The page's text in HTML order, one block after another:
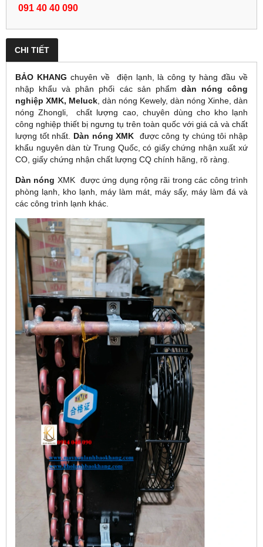
091 40 40 090
CHI TIẾT
BẢO KHANG chuyên về điện lạnh, là công ty hàng đầu về
nhập khẩu và phân phối các sản phẩm dàn nóngcông
nghiệp XMK, Meluck dàn nóng Kewely, dàn nóng Xinhe, dàn
nóng Zhongli, chất lượng cao, chuyên dùng cho kho lạnh
công nghiệp thiết bị ngưng tụ trên toàn quốc với giá cả và chất
lượng tốt nhất. Dàn nóng XMK
được công ty chúng tôi nhập
khẩu nguyên dàn từ Trung Quốc, có giấy chứng nhận xuất xứ
CO, giấy chứng nhận chất lượng CQ chính hãng, rõ ràng.
Dàn nóng XMK được ứng dụng rộng rãi trong các công trình
phòng lạnh, kho lạnh, máy làm mát, máy sấy, máy làm đá và
các công trình lạnh khác.